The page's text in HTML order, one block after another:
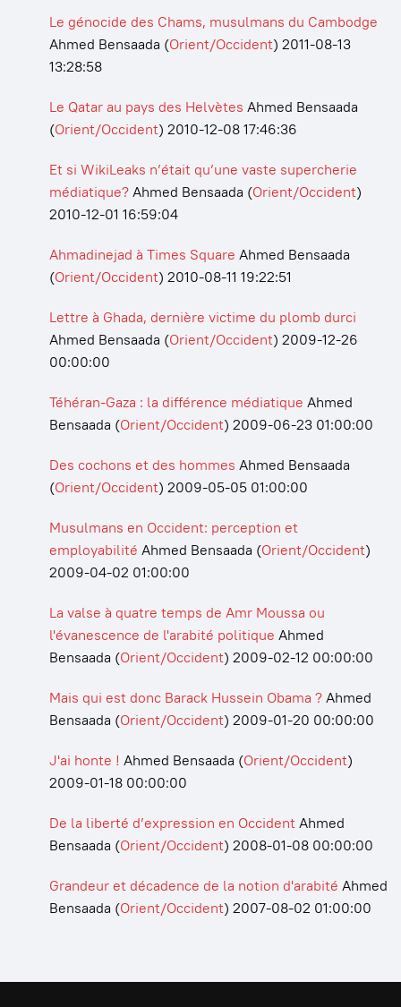
Le génocide des Chams, musulmans du Cambodge
Ahmed Bensaada (Orient/Occident) 2011-08-13
13:28:58
Le Qatar au pays des Helvètes Ahmed Bensaada
(Orient/Occident) 2010-12-08 17:46:36
Et si WikiLeaks n’était qu’une vaste supercherie
médiatique?Ahmed Bensaada (Orient/Occident)
2010-12-01 16:59:04
Ahmadinejad à Times Square Ahmed Bensaada
(Orient/Occident) 2010-08-11 19:22:51
Lettre à Ghada, dernière victime du plomb durci
Ahmed Bensaada (Orient/Occident) 2009-12-26
00:00:00
Téhéran-Gaza : la différence médiatique Ahmed
Bensaada (Orient/Occident) 2009-06-23 01:00:00
Des cochons et des hommes Ahmed Bensaada
(Orient/Occident) 2009-05-05 01:00:00
Musulmans en Occident: perception et
employabilité Ahmed Bensaada (Orient/Occident)
2009-04-02 01:00:00
La valse à quatre temps de Amr Moussa ou
l'évanescence de l'arabité politique Ahmed
Bensaada (Orient/Occident) 2009-02-12 00:00:00
Mais qui est donc Barack Hussein Obama ?Ahmed
Bensaada (Orient/Occident) 2009-01-20 00:00:00
J'ai honte ! Ahmed Bensaada (Orient/Occident)
2009-01-18 00:00:00
De la liberté d’expression en OccidentAhmed
Bensaada (Orient/Occident) 2008-01-08 00:00:00
Grandeur et décadence de la notion d'arabité Ahmed
Bensaada (Orient/Occident) 2007-08-02 01:00:00